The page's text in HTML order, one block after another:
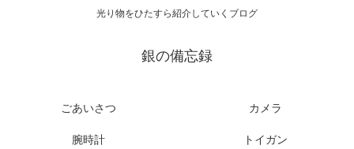
光り物をひたすら紹介していくブログ
銀の備忘録
ごあいさつ カメラ
腕時計 トイガン